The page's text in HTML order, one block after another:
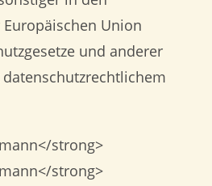
Union
und anderer
strong>
strong>